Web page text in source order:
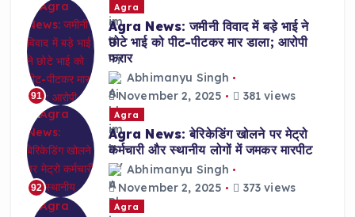
91
Agra
Agra News: जमीनी विवाद में बड़े भाई ने
छोटे भाई को पीट-पीटकर मार डाला; आरोपी
फरार
Abhimanyu Singh
November 2, 2025
381 views
92
Agra
Agra News: बेरिकेडिंग खोलने पर मेट्रो
कर्मचारी और स्थानीय लोगों में जमकर मारपीट
Abhimanyu Singh
November 2, 2025
373 views
Agra